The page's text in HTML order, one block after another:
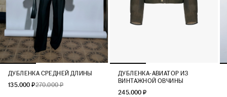
ДУБЛЕНКА СРЕДНЕЙ ДЛИНЫ
135.000 ₽270.000 ₽
ДУБЛЕНКА-АВИАТОР ИЗ
ВИНТАЖНОЙ ОВЧИНЫ
245.000 ₽